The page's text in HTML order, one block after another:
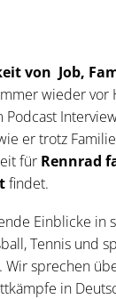
von Job,
wieder vor
Podcast
er trotz
für Rennrad
findet.
Einblicke in
Tennis und
Wir sprechen
in